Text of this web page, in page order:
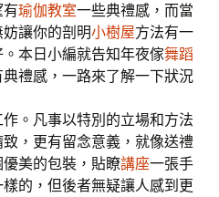
瑜伽教室一些典禮感，而當
讓你的剖明小樹屋方法有一
本日小編就告知年夜傢舞蹈
典禮感，一路來了解一下狀況
。凡事以特別的立場和方法
，更有留念意義，就像送禮
美的包裝，貼瞭講座一張手
的，但後者無疑讓人感到更